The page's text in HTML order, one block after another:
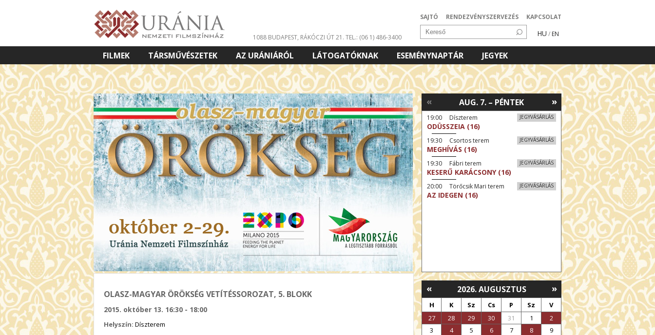
SAJTÓ RENDEZVÉNYSZERVEZÉS KAPCSOLAT
HU / EN
1088 BUDAPEST, RÁKÓCZI ÚT 21. TEL.: (06 1) 486-3400
FILMEK TÁRSMŰVÉSZETEK AZ URÁNIÁRÓL LÁTOGATÓKNAK ESEMÉNYNAPTÁR
JEGYEK
VETÍTETT KÉPES ELŐADÁSOK
OLASZ-MAGYAR ÖRÖKSÉG VETÍTÉSSOROZAT, 5. BLOKK
2015. október 13. 16:30 - 18:00
Helyszín: Díszterem
»
AUG. 7. – PÉNTEK
«
JEGYVÁSÁRLÁS
19:00 Díszterem
ODÜSSZEIA (16)
JEGYVÁSÁRLÁS
19:30 Csortos terem
MEGHÍVÁS (16)
JEGYVÁSÁRLÁS
19:30 Fábri terem
KESERŰ KARÁCSONY (16)
JEGYVÁSÁRLÁS
20:00 Törőcsik Mari terem
AZ IDEGEN (16)
»
« 2026. AUGUSZTUS
H K Sz Cs P Sz
V
27
28 29 30 31 1
2
3
4 5 6 7 8
9